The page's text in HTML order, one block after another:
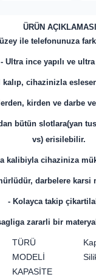
ÜRÜN AÇIKLAMASI
ile telefonunuza
- Ultra ince yapılı ve
kalıp, cihazinizla
kirden ve darbe
bütün slotlara(yan
vs) erisilebilir.
kalibiyla cihaziniza
darbelere karsi
- Kolayca takip
zararli bir
TÜRÜ
MODELİ
KAPASİTE